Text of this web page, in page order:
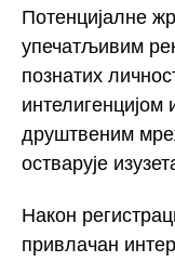
Потенцијалне
упечатљивим
познатих
друштвеним
остварује
Након
привлачан